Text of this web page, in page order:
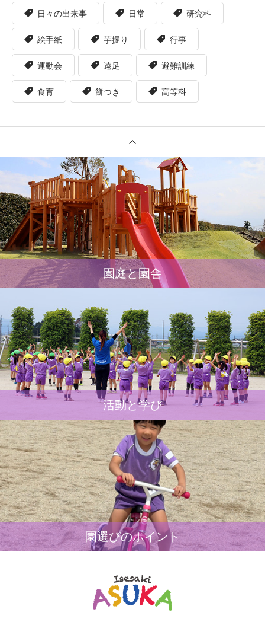
日々の出来事 日常 研究科
絵手紙 芋掘り 行事
運動会 遠足 避難訓練
食育 餅つき 高等科
園庭と園舎
活動と学び
園選びのポイント